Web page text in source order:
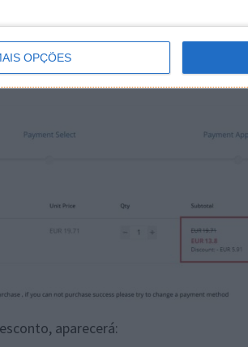
OPÇÕES
aparecerá: